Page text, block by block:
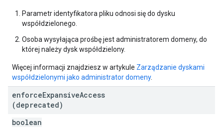
Parametr identyfikatora pliku odnosi się do dysku
współdzielonego.
Osoba wysyłająca prośbę jest administratorem domeny, do
której należy dysk współdzielony.
Więcej informacji znajdziesz w artykule Zarządzanie dyskami
współdzielonymi jako administrator domeny.
enforceExpansiveAccess
(deprecated)
boolean